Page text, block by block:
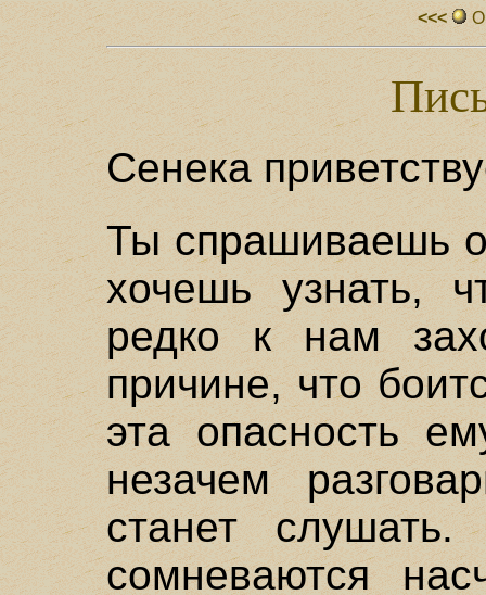
<<<
Сенека
Ты спрашиваешь
хочешь узнать,
редко к нам
причине, что
эта опасность
незачем
станет
сомневаются